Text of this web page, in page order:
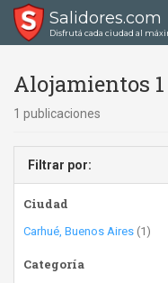
Salidores.com
Disfrutá cada ciudad al
Alojamientos
1 publicaciones
Filtrar por:
Ciudad
Carhué, Buenos Aires (1)
Categoría